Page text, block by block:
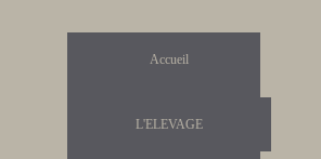
Accueil
L'ELEVAGE